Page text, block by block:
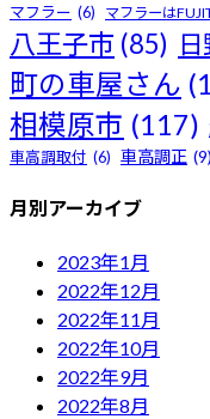
マフラー (6) マフラーは
八王子市 (85)
町の車屋さん
相模原市 (117)
車高調取付 (6) 車高調正 (9)
月別アーカイブ
2023年1月
2022年12月
2022年11月
2022年10月
2022年9月
2022年8月